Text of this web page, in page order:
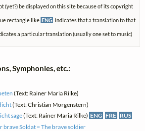
(yet?) be displayed on this site because of its copyright
rectangle like ENG indicates that a translation to that
a particular translation (usually one set to music)
Symphonies, etc.:
(Text: Rainer Maria Rilke)
(Text: Christian Morgenstern)
sage(Text: Rainer Maria Rilke) ENG FRE RUS
brave Soldat = The brave soldier